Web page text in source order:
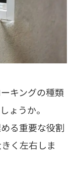
キングの種類
ょうか。
る重要な役割
く左右しま